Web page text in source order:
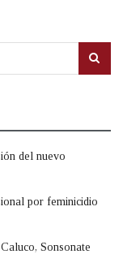
del nuevo
por feminicidio
Sonsonate